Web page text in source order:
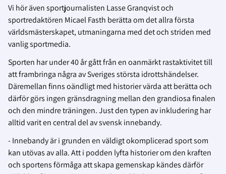
Vi hör även sportjournalisten Lasse Granqvist och
sportredaktören Micael Fasth berätta om det allra första
världsmästerskapet, utmaningarna med det och striden med
vanlig sportmedia.
Sporten har under 40 år gått från en oanmärkt rastaktivitet till
att frambringa några av Sveriges största idrottshändelser.
Däremellan finns oändligt med historier värda att berätta och
därför görs ingen gränsdragning mellan den grandiosa finalen
och den mindre träningen. Just den typen av inkludering har
alltid varit en central del av svensk innebandy.
- Innebandy är i grunden en väldigt okomplicerad sport som
kan utövas av alla. Att i podden lyfta historier om den kraften
och sportens förmåga att skapa gemenskap kändes därför